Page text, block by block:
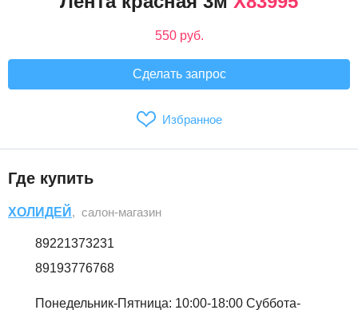
550 руб.
Сделать запрос
Избранное
Где купить
ХОЛИДЕЙ , салон-магазин
89221373231
89193776768
Понедельник-Пятница: 10:00-18:00 Суббота-